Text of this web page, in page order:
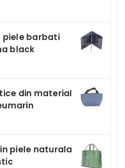
piele barbati
black
din material
piele naturala